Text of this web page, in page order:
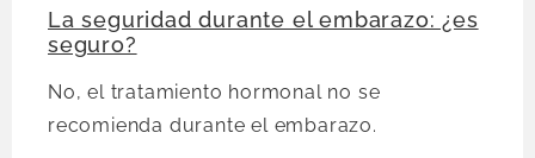
La seguridad durante el embarazo: ¿es
seguro?
No, el tratamiento hormonal no se
recomienda durante el embarazo.